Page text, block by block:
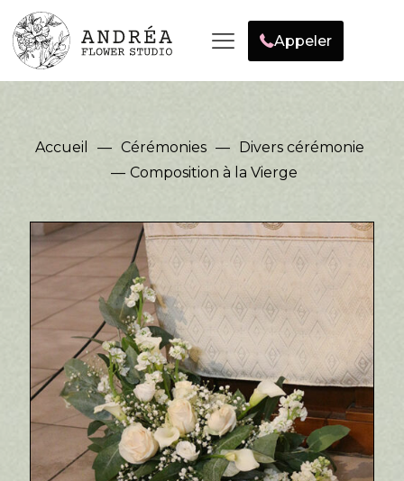
Appeler
Accueil — Cérémonies — Divers cérémonie
— Composition à la Vierge